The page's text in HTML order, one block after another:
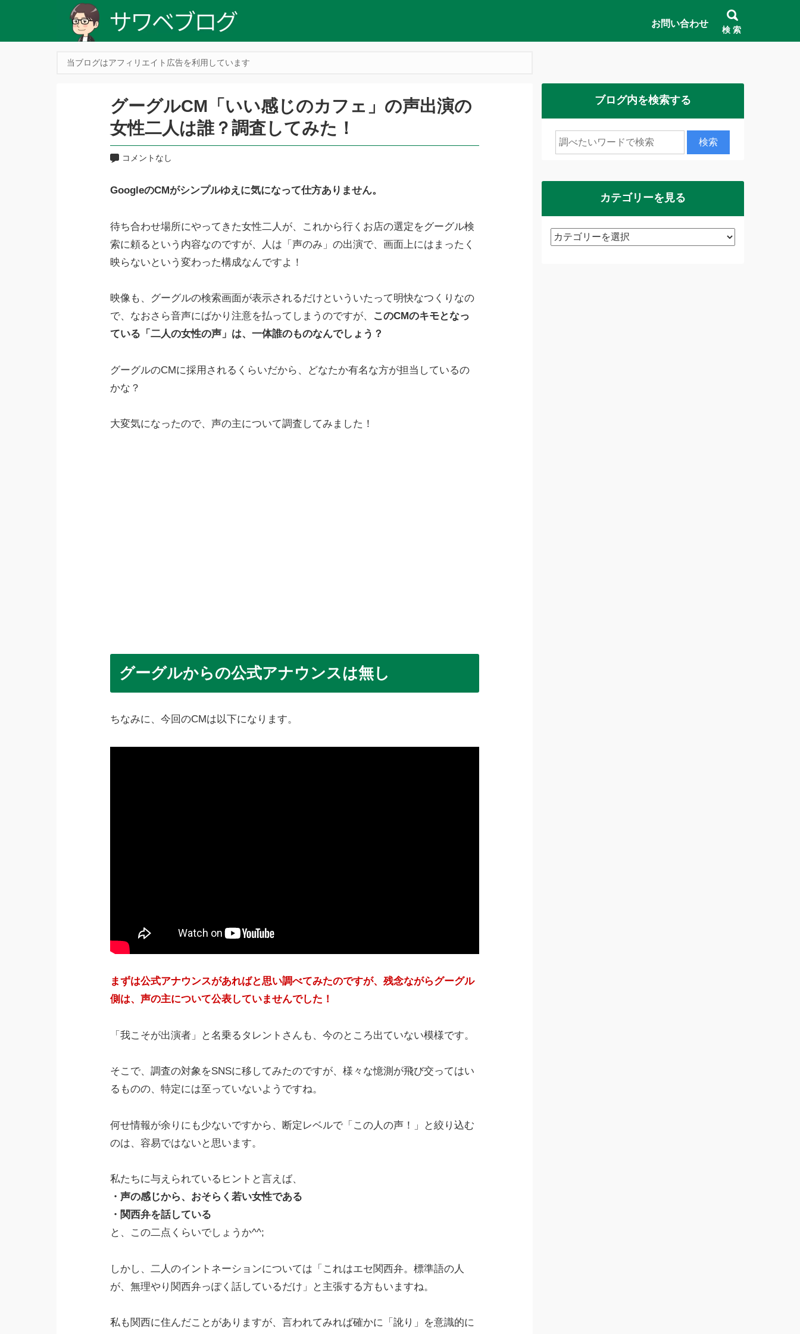
お問い合わせ
検 索
当ブログはアフィリエイト広告を利用しています
グーグルCM「いい感じのカフェ」の声出演の
女性二人は誰？調査してみた！
コメントなし
GoogleのCMがシンプルゆえに気になって仕方ありません。
待ち合わせ場所にやってきた女性二人が、これから行くお店の選定をグーグル検
索に頼るという内容なのですが、人は「声のみ」の出演で、画面上にはまったく
映らないという変わった構成なんですよ！
映像も、グーグルの検索画面が表示されるだけといういたって明快なつくりなの
で、なおさら音声にばかり注意を払ってしまうのですが、
このCMのキモとなっ
ている「二人の女性の声」は、一体誰のものなんでしょう？
グーグルのCMに採用されるくらいだから、どなたか有名な方が担当しているの
かな？
大変気になったので、声の主について調査してみました！
グーグルからの公式アナウンスは無し
ちなみに、今回のCMは以下になります。
まずは公式アナウンスがあればと思い調べてみたのですが、残念ながらグーグル
側は、声の主について公表していませんでした！
「我こそが出演者」と名乗るタレントさんも、今のところ出ていない模様です。
そこで、調査の対象をSNSに移してみたのですが、様々な憶測が飛び交ってはい
るものの、特定には至っていないようですね。
何せ情報が余りにも少ないですから、断定レベルで「この人の声！」と絞り込む
のは、容易ではないと思います。
私たちに与えられているヒントと言えば、
・声の感じから、おそらく若い女性である
・関西弁を話している
と、この二点くらいでしょうか^^;
しかし、二人のイントネーションについては「これはエセ関西弁。標準語の人
が、無理やり関西弁っぽく話しているだけ」と主張する方もいますね。
私も関西に住んだことがありますが、言われてみれば確かに「訛り」を意識的に
ブログ内を検索する
カテゴリーを見る
カ